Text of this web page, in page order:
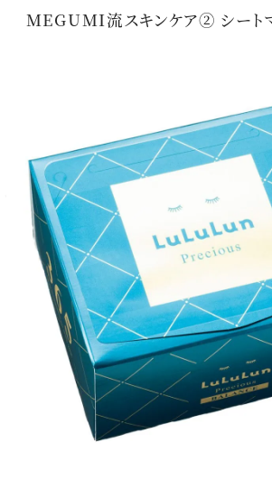
MEGUMI流スキンケア② シート